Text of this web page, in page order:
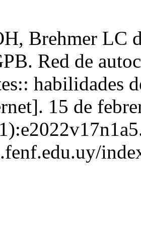
Brehmer LC
Red de
habilidades
15 de